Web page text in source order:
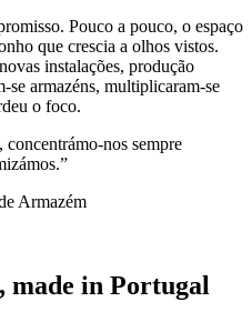
Pouco a pouco, o espaço
que crescia a olhos vistos.
instalações, produção
se armazéns, multiplicaram-se
o foco.
concentrámo-nos sempre
Armazém
, made in Portugal